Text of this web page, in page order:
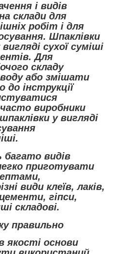
і видів
склади для
робіт і для
Шпаклівки
сухої суміші
Для
складу
або змішати
до інструкції
виробники
у вигляді
видів
приготувати
види клеїв, лаків,
гіпси,
складові.
правильно
якості основи